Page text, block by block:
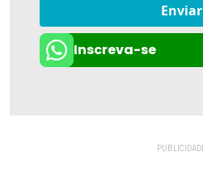
Enviar
Inscreva-se